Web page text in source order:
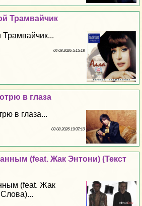
Трамвайчик
04 08 2026 5:15:18
в глаза
в глаза...
03 08 2026 19:37:10
(feat. Жак Энтони) (Текст
(feat. Жак